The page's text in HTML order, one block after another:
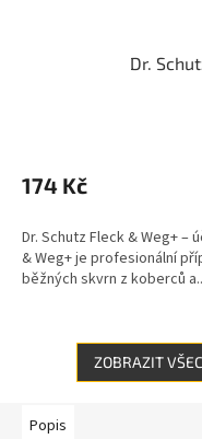
Dr.
174 Kč
Dr. Schutz Fleck & Weg+ –
& Weg+ je profesionální
běžných skvrn z koberců
ZOBRAZIT
Popis